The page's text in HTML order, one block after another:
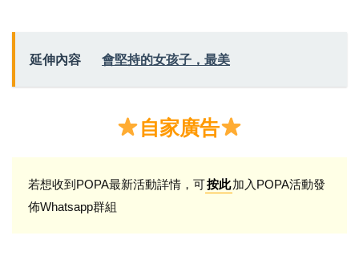
延伸內容 會堅持的女孩子，最美
自家廣告
若想收到POPA最新活動詳情，可按此加入POPA活動發
佈Whatsapp群組